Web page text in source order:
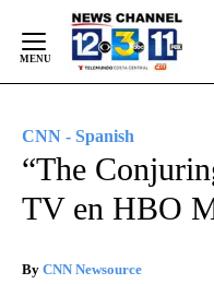
Content
CNN - Spanish
“The
TV en HBO
By CNN Newsource